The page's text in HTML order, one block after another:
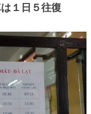
１日５往復